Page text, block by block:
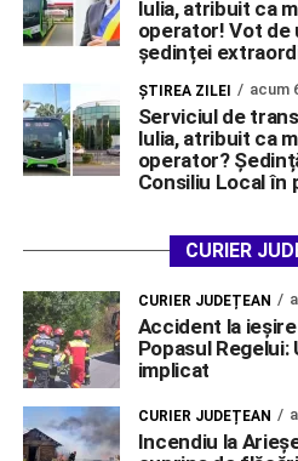
Iulia, atribuit ca
operator! Vot de
ședinței
ŞTIREA ZILEI acum
Serviciul de
Iulia, atribuit ca
operator?
Consiliu Local în
CURIER
CURIER JUDEȚEAN
Accident la
Popasul
implicat
CURIER JUDEȚEAN
Incendiu la